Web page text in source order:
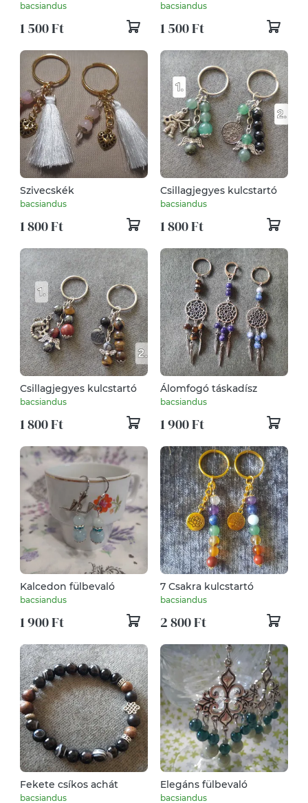
bacsiandus
1 500 Ft
bacsiandus
1 500 Ft
Szivecskék
bacsiandus
1 800 Ft
Csillagjegyes kulcstartó
bacsiandus
1 800 Ft
Csillagjegyes kulcstartó
bacsiandus
1 800 Ft
Álomfogó táskadísz
bacsiandus
1 900 Ft
Kalcedon fülbevaló
bacsiandus
1 900 Ft
7 Csakra kulcstartó
bacsiandus
2 800 Ft
Fekete csíkos achát
bacsiandus
Elegáns fülbevaló
bacsiandus